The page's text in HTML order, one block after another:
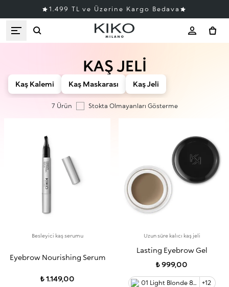
1.499 TL ve Üzerine Kargo Bedava
KAŞ JELI
Kaş Kalemi Kaş Maskarası Kaş Jeli
7 Ürün Stokta Olmayanları Gösterme
Besleyici kaş serumu
Eyebrow Nourishing Serum
₺ 1.149,00
Uzun süre kalıcı kaş jeli
Lasting Eyebrow Gel
₺ 999,00
01 Light Blonde 80 +12